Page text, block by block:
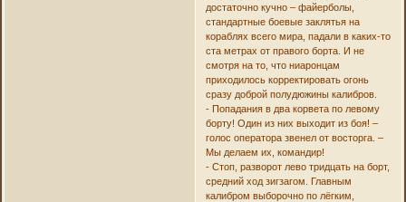
достаточно кучно – файерболы,
стандартные боевые заклятья на
кораблях всего мира, падали в каких-то
ста метрах от правого борта. И не
смотря на то, что ниаронцам
приходилось корректировать огонь
сразу доброй полудюжины калибров.
- Попадания в два корвета по левому
борту! Один из них выходит из боя! –
голос оператора звенел от восторга. –
Мы делаем их, командир!
- Стоп, разворот лево тридцать на борт,
средний ход зигзагом. Главным
калибром выборочно по лёгким,